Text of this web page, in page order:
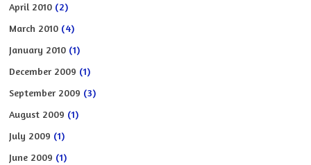
April 2010 (2)
March 2010 (4)
January 2010 (1)
December 2009 (1)
September 2009 (3)
August 2009 (1)
July 2009 (1)
June 2009 (1)